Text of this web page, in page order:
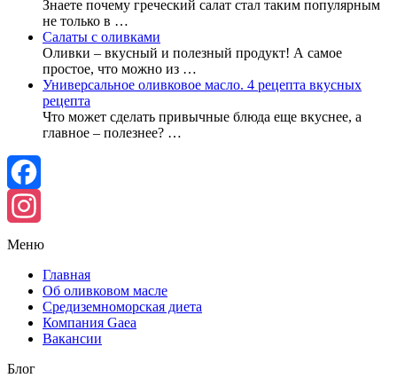
Знаете почему греческий салат стал таким популярным
не только в …
Салаты с оливками
Оливки – вкусный и полезный продукт! А самое
простое, что можно из …
Универсальное оливковое масло. 4 рецепта вкусных
рецепта
Что может сделать привычные блюда еще вкуснее, а
главное – полезнее? …
Facebook
Instagram
Меню
Главная
Об оливковом масле
Средиземноморская диета
Компания Gaea
Вакансии
Блог